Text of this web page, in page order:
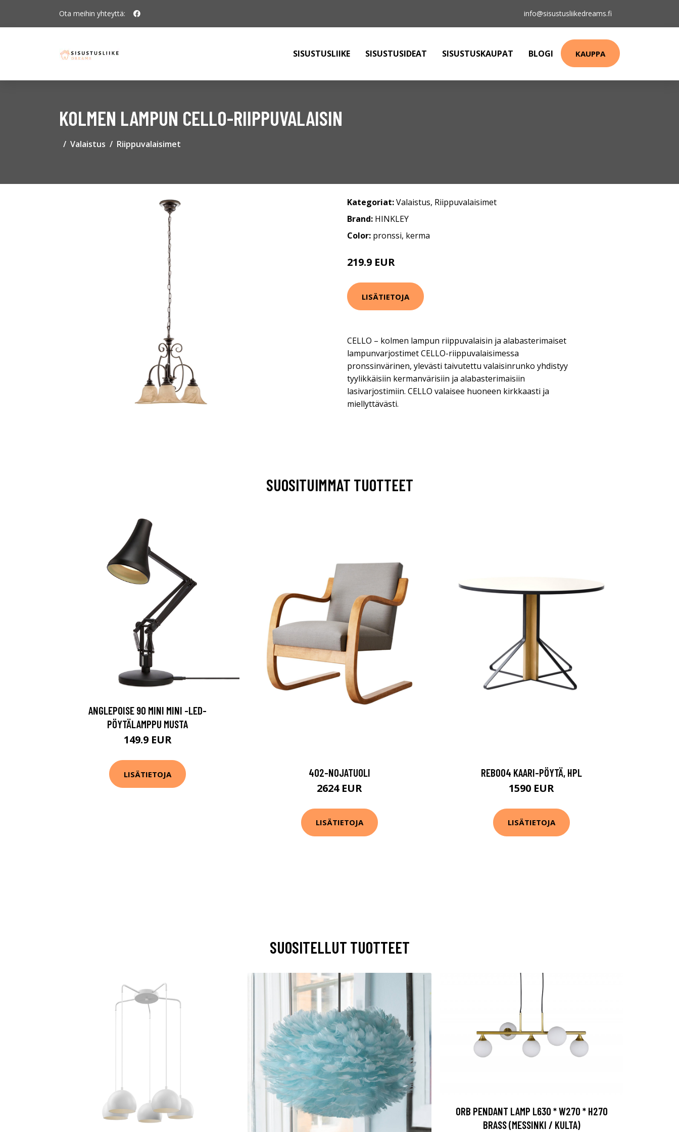
Ota meihin yhteyttä: info@sisustusliikedreams.fi
SISUSTUSLIIKE SISUSTUSIDEAT SISUSTUSKAUPAT BLOGI KAUPPA
KOLMEN LAMPUN CELLO-RIIPPUVALAISIN
Valaistus Riippuvalaisimet
Kategoriat:Valaistus, Riippuvalaisimet
Brand: HINKLEY
Color: pronssi, kerma
219.9 EUR
LISÄTIETOJA
CELLO – kolmen lampun riippuvalaisin ja alabasterimaiset
lampunvarjostimet CELLO-riippuvalaisimessa
pronssinvärinen, ylevästi taivutettu valaisinrunko yhdistyy
tyylikkäisiin kermanvärisiin ja alabasterimaisiin
lasivarjostimiin. CELLO valaisee huoneen kirkkaasti ja
miellyttävästi.
SUOSITUIMMAT TUOTTEET
ANGLEPOISE 90 MINI MINI -LED-
PÖYTÄLAMPPU MUSTA
149.9 EUR
LISÄTIETOJA 402-NOJATUOLI
2624 EUR
LISÄTIETOJA
REB004 KAARI-PÖYTÄ, HPL
1590 EUR
LISÄTIETOJA
SUOSITELLUT TUOTTEET
ORB PENDANT LAMP L630 * W270 * H270
BRASS (MESSINKI / KULTA)